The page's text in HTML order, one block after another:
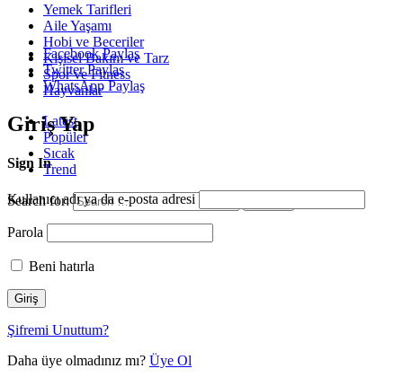
Yemek Tarifleri
Aile Yaşamı
Hobi ve Beceriler
Kişisel Bakım ve Tarz
Spor ve Fitness
Hayvanlar
Latest
Popüler
Sıcak
Trend
Search for:
Facebook Paylaş
Twitter Paylaş
WhatsApp Paylaş
Giriş Yap
Sign In
Kullanıcı adı ya da e-posta adresi
Parola
Beni hatırla
Şifremi Unuttum?
Daha üye olmadınız mı? Üye Ol